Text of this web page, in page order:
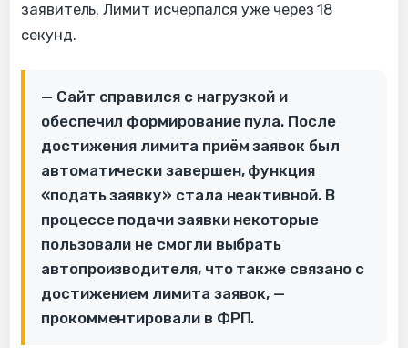
заявитель. Лимит исчерпался уже через 18
секунд.
— Сайт справился с нагрузкой и
обеспечил формирование пула. После
достижения лимита приём заявок был
автоматически завершен, функция
«подать заявку» стала неактивной. В
процессе подачи заявки некоторые
пользовали не смогли выбрать
автопроизводителя, что также связано с
достижением лимита заявок, —
прокомментировали в ФРП.